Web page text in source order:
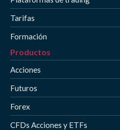
Tarifas
Formación
Productos
Acciones
Futuros
Forex
CFDs Acciones y ETFs